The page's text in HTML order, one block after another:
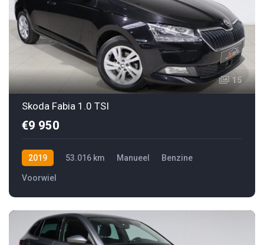
15
Skoda Fabia 1.0 TSI
€9 950
2019 53.016 km Manueel Benzine
Voorwiel